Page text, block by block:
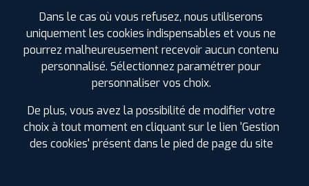
PROFIL PLUS LANGRES
RUE DE L'AVENIR CENTRE COMMERCIAL LECLERC
- PARC D'ACT 52200 SAINTS GEOSMES
0325873631
HORAIRES | +D'INFOS
3
PROFIL PLUSNEUFCHATEAU
Dans le cas où vous refusez, nous utiliserons
uniquement les cookies indispensables et vous ne
pourrez malheureusement recevoir aucun contenu
personnalisé. Sélectionnez paramétrer pour
personnaliser vos choix.
De plus, vous avez la possibilité de modifier votre
choix à tout moment en cliquant sur le lien 'Gestion
des cookies' présent dans le pied de page du site